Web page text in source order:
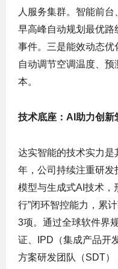
人服务集群。智能前台
早高峰自动规划最优路
事件。三是能效动态优
自动调节空调温度、
本。
技术底座：AI助力创新
达实智能的技术实力
年，公司持续注重研
模型与生成式AI技术，
行”闭环智控能力，累
3项。通过全球软件界
证、IPD（集成产品开
方案研发团队（SDT